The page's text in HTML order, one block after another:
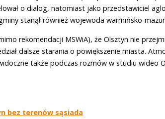
o dialog, natomiast jako przedstawiciel
stanął również wojewoda warmińsko-
rekomendacji MSWiA), że Olsztyn nie
dalsze starania o powiększenie miasta.
także podczas rozmów w studiu wideo
bez terenów sąsiada